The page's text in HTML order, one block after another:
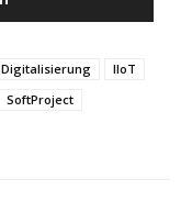
Digitalisierung
IIoT
SoftProject